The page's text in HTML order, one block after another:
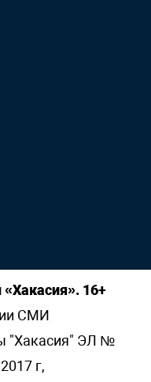
16+
СМИ
"Хакасия" ЭЛ №
г,